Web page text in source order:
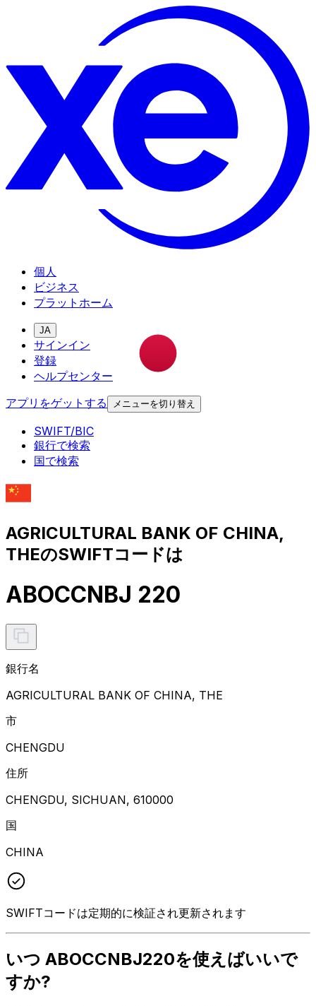
個人
ビジネス
プラットホーム
JA
サインイン
登録
ヘルプセンター
アプリをゲットする
メニューを切り替え
SWIFT/BIC
銀行で検索
国で検索
AGRICULTURAL BANK OF CHINA,
THEのSWIFTコードは
ABOCCNBJ 220
銀行名
AGRICULTURAL BANK OF CHINA, THE
市
CHENGDU
住所
CHENGDU, SICHUAN, 610000
国
CHINA
SWIFTコードは定期的に検証され更新されます
いつ ABOCCNBJ220を使えばいいで
すか?